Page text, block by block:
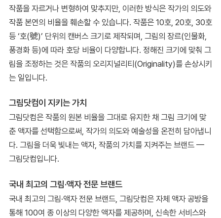
작품을 자르거나 변형하여 맞추지만, 이러한 방식은 작가의 의도와
작품 본연의 비율을 훼손할 수 있습니다. 작품은 10호, 20호, 30호
등 ‘호(號)’ 단위의 캔버스 크기로 제작되며, 그림의 장르(인물화,
풍경화 등)에 따라 호당 비율이 다양합니다. 정해진 크기에 맞춰 그
림을 조정하는 것은 작품의 오리지널리티(Originality)를 손상시키
는 일입니다.
그림닷컴이 지키는 가치
그림닷컴은 작품의 원본 비율을 그대로 유지한 채 그림 크기에 맞
춘 액자를 선택함으로써, 작가의 의도와 예술성을 온전히 담아냅니
다. 그림을 더욱 빛내는 액자, 작품의 가치를 지켜주는 브랜드 —
그림닷컴입니다.
국내 최고의 그림·액자 전문 브랜드
국내 최고의 그림·액자 전문 브랜드, 그림닷컴은 자체 액자 공방을
통해 100여 종 이상의 다양한 액자를 제공하며, 신속한 서비스와